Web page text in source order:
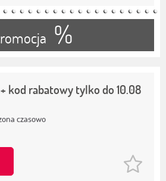
%
kod rabatowy tylko do 10.08
czasowo